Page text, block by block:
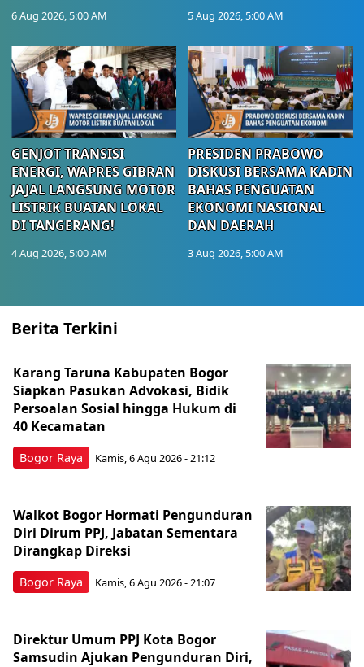
6 Aug 2026, 5:00 AM 5 Aug 2026, 5:00 AM
GENJOT TRANSISI
ENERGI, WAPRES GIBRAN
JAJAL LANGSUNG MOTOR
LISTRIK BUATAN LOKAL
DI TANGERANG!
4 Aug 2026, 5:00 AM
PRESIDEN PRABOWO
DISKUSI BERSAMA KADIN
BAHAS PENGUATAN
EKONOMI NASIONAL
DAN DAERAH
3 Aug 2026, 5:00 AM
Berita Terkini
Bogor Raya
Karang Taruna Kabupaten Bogor
Siapkan Pasukan Advokasi, Bidik
Persoalan Sosial hingga Hukum di
40 Kecamatan
Kamis, 6 Agu 2026 - 21:12
Bogor Raya
Walkot Bogor Hormati Pengunduran
Diri Dirum PPJ, Jabatan Sementara
Dirangkap Direksi
Kamis, 6 Agu 2026 - 21:07
Direktur Umum PPJ Kota Bogor
Samsudin Ajukan Pengunduran Diri,